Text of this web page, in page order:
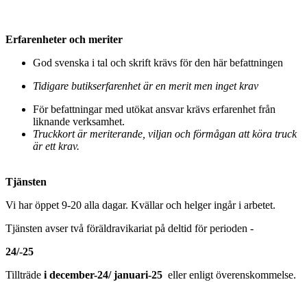
Erfarenheter och meriter
God svenska i tal och skrift krävs för den här befattningen
Tidigare butikserfarenhet är en merit men inget krav
För befattningar med utökat ansvar krävs erfarenhet från
liknande verksamhet.
Truckkort är meriterande, viljan och förmågan att köra truck
är ett krav.
Tjänsten
Vi har öppet 9-20 alla dagar. Kvällar och helger ingår i arbetet.
Tjänsten avser två föräldravikariat på deltid för perioden -
24/-25
Tillträde i december-24/ januari-25 eller enligt överenskommelse.